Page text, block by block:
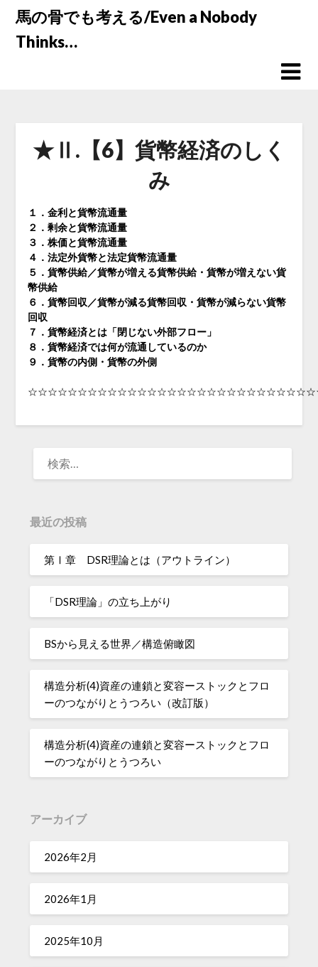
Skip
content
馬の骨でも考える/Even a Nobody
Thinks…
★Ⅱ.【6】貨幣経済のしく
み
１．金利と貨幣流通量
２．剰余と貨幣流通量
３．株価と貨幣流通量
４．法定外貨幣と法定貨幣流通量
５．貨幣供給／貨幣が増える貨幣供給・貨幣が増えない貨
幣供給
６．貨幣回収／貨幣が減る貨幣回収・貨幣が減らない貨幣
回収
７．貨幣経済とは「閉じない外部フロー」
８．貨幣経済では何が流通しているのか
９．貨幣の内側・貨幣の外側
最近の投稿
第Ⅰ章 DSR理論とは（アウトライン）
「DSR理論」の立ち上がり
BSから見える世界／構造俯瞰図
構造分析(4)資産の連鎖と変容ーストックとフロ
ーのつながりとうつろい（改訂版）
構造分析(4)資産の連鎖と変容ーストックとフロ
ーのつながりとうつろい
アーカイブ
2026年2月
2026年1月
2025年10月